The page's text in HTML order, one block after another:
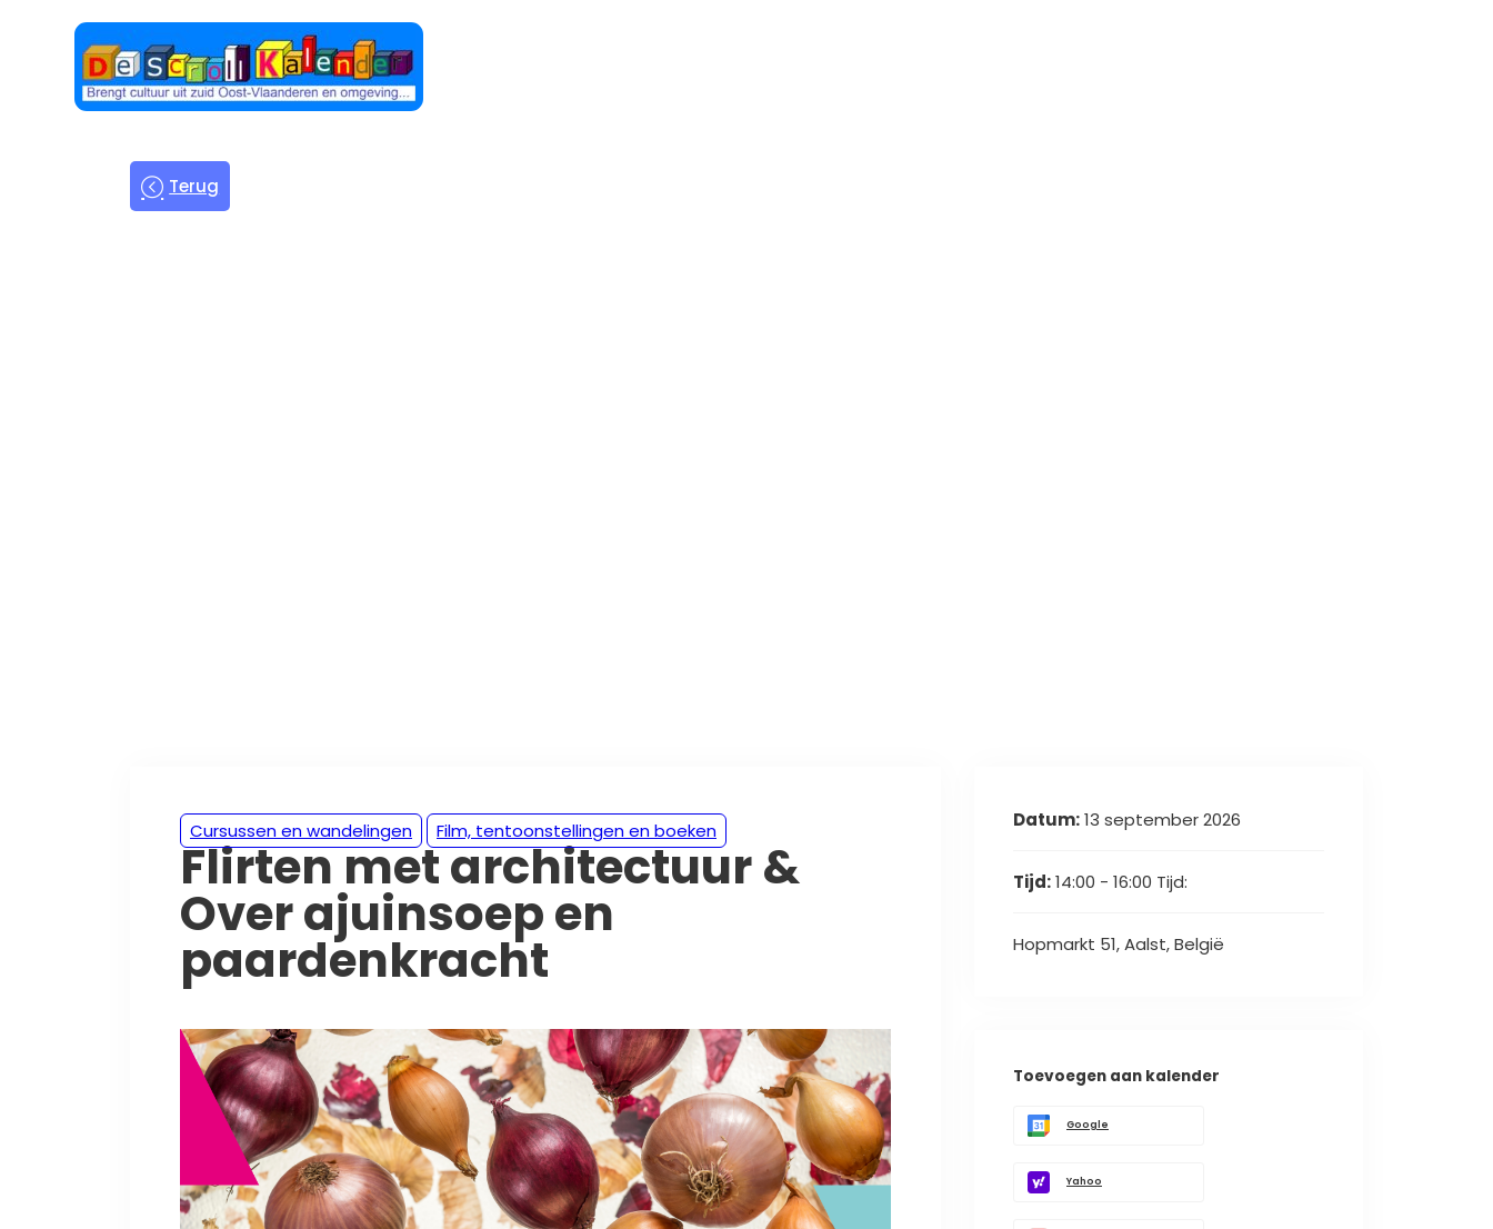
Terug
Cursussen en wandelingen Film, tentoonstellingen en boeken
Flirten met architectuur &
Over ajuinsoep en
paardenkracht
Datum:13 september 2026
Tijd:14:00 - 16:00 Tijd:
Hopmarkt 51, Aalst, België
Toevoegen aan kalender
Google
Yahoo